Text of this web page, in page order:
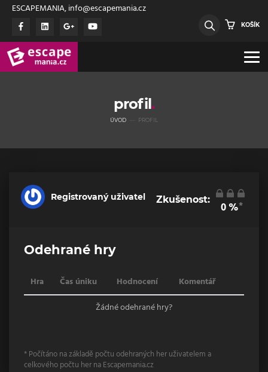
ESCAPEMANIA, info@escapemania.cz
KOŠÍK
profil
ÚVOD PROFIL
Registrovaný uživatel Zkušenost:
0%*
Odehrané hry
Hra Čas úniku Hodnocení
Komentář
Žádné odehrané hry?
* Počítáno na základě počtu odehraných her uživatelem a
celkového počtu her na Escapemania.cz